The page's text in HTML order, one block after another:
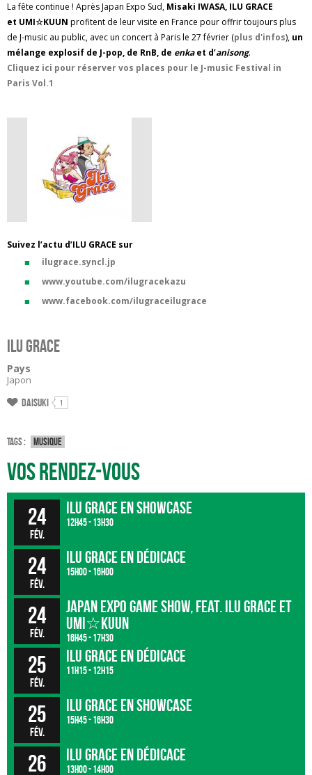
La fête continue ! Après Japan Expo Sud, Misaki IWASA, ILU GRACE
et UMI☆KUUN profitent de leur visite en France pour offrir toujours plus
de J-music au public, avec un concert à Paris le 27 février (plus d'infos), un
mélange explosif de J-pop, de RnB, de enkaet d’anisong.
Cliquez ici pour réserver vos places pour le J-music Festival in
Paris Vol.1
Suivez l’actu d’ILU GRACE sur
ilugrace.syncl.jp
www.youtube.com/ilugracekazu
www.facebook.com/ilugraceilugrace
ILU GRACE
Pays
Japon
Daisuki 1
Tags : Musique
Vos rendez-vous
24
fév.
ILU GRACE en showcase
12h45 - 13h30
24
fév.
ILU GRACE en dédicace
15h00 - 16h00
24
fév.
Japan Expo Game Show, feat. ILU GRACE et
UMI☆KUUN
16h45 - 17h30
25
fév.
ILU GRACE en dédicace
11h15 - 12h15
25
fév.
ILU GRACE en showcase
15h45 - 16h30
26 ILU GRACE en dédicace
13h00 - 14h00